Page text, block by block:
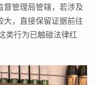
督管理局管辖，若涉及
大，直接保留证据前往
类行为已触碰法律红